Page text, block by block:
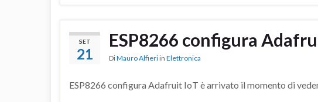
SET
21
ESP8266 configura
DiMauro Alfieri in Elettronica
ESP8266 configura Adafruit IoT è arrivato il momento di